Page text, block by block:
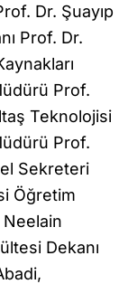
Dr. Şuayıp
Prof. Dr.
Prof.
Teknolojisi
Prof.
Sekreteri
Öğretim
Dekanı